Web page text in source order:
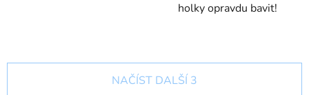
holky opravdu bavit!
NAČÍST DALŠÍ 3